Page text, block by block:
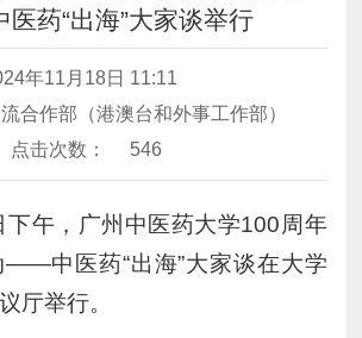
药“出海”大家谈举行
年11月18日 11:11
合作部（港澳台和外事工作部）
点击次数： 546
下午，广州中医药大学100周年
——中医药“出海”大家谈在大学
厅举行。